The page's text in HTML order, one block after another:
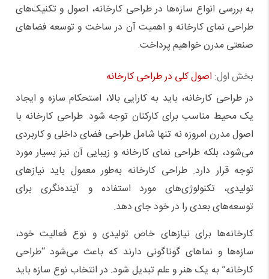
به بررسی انواع سازه‌ها در طراحی کارخانه، اصول و تکنیک‌های
طراحی نمای کارخانه و اهمیت آن در ساخت و توسعه فضاهای
صنعتی مدرن خواهیم پرداخت.
بخش اول: اصول کلی در طراحی کارخانه
در طراحی کارخانه، باید به کارایی بالا، استحکام سازه و ایجاد
یک محیط مناسب برای کارکنان توجه شود. طراحی کارخانه با
اصول مدرن امروزه نه تنها شامل طراحی فضای داخلی و کاربردی
می‌شود، بلکه طراحی نمای کارخانه و زیبایی آن نیز بسیار مورد
توجه قرار دارد. طراحی کارخانه به‌طور معمول باید نیازهای
تولیدی، تکنولوژی‌های مورد استفاده و آینده‌نگری برای
توسعه‌های بعدی را در خود جای دهد.
کارخانه‌ها برای نیازهای خاص تولیدی و نوع فعالیت خود،
سازه‌ها و نماهای گوناگونی دارند که باعث می‌شود “طراحی
کارخانه” به یک هنر و علم تبدیل شود. در انتخاب نوع سازه باید